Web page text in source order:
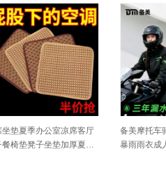
全身防
式套装
Exello厨房重油污清洁剂强力
去污瞬间瓦解全屋厨房清洁厨